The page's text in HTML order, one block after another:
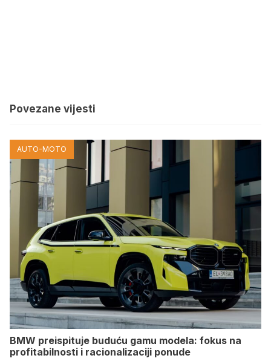
Povezane vijesti
AUTO-MOTO
BMW preispituje buduću gamu modela: fokus na
profitabilnosti i racionalizaciji ponude